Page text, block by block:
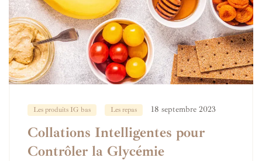
Les produits IG bas Les repas 18 septembre 2023
Collations Intelligentes pour
Contrôler la Glycémie